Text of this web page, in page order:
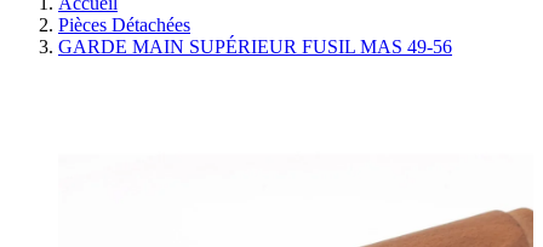
Pièces Détachées
GARDE MAIN SUPÉRIEUR FUSIL MAS 49-56